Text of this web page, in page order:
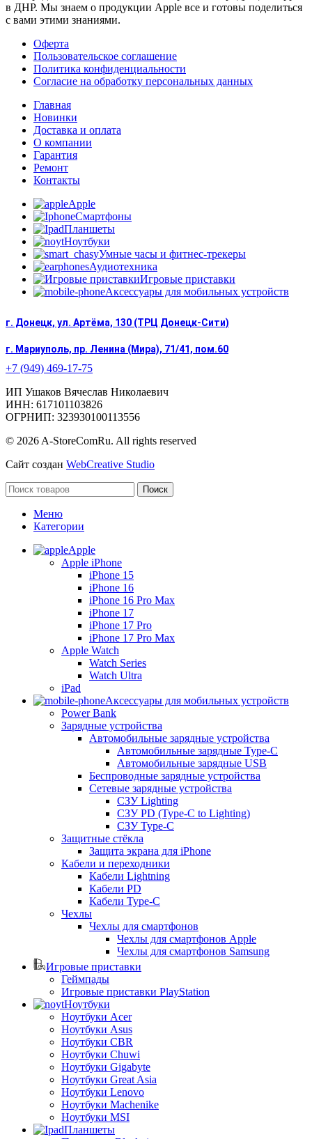
в ДНР. Мы знаем о продукции Apple все и готовы поделиться
с вами этими знаниями.
Оферта
Пользовательское соглашение
Политика конфиденциальности
Согласие на обработку персональных данных
Главная
Новинки
Доставка и оплата
О компании
Гарантия
Ремонт
Контакты
Apple
Смартфоны
Планшеты
Ноутбуки
Умные часы и фитнес-трекеры
Аудиотехника
Игровые приставки
Аксессуары для мобильных устройств
г. Донецк, ул. Артёма, 130 (ТРЦ Донецк-Сити)
г. Мариуполь, пр. Ленина (Мира), 71/41, пом.60
+7 (949) 469-17-75
ИП Ушаков Вячеслав Николаевич
ИНН: 617101103826
ОГРНИП: 323930100113556
© 2026 A-StoreComRu. All rights reserved
Сайт создан WebCreative Studio
Поиск
Меню
Категории
Apple
Apple iPhone
iPhone 15
iPhone 16
iPhone 16 Pro Max
iPhone 17
iPhone 17 Pro
iPhone 17 Pro Max
Apple Watch
Watch Series
Watch Ultra
iPad
Аксессуары для мобильных устройств
Power Bank
Зарядные устройства
Автомобильные зарядные устройства
Автомобильные зарядные Type-C
Автомобильные зарядные USB
Беспроводные зарядные устройства
Сетевые зарядные устройства
СЗУ Lighting
СЗУ PD (Type-C to Lighting)
СЗУ Type-C
Защитные стёкла
Защита экрана для iPhone
Кабели и переходники
Кабели Lightning
Кабели PD
Кабели Type-C
Чехлы
Чехлы для смартфонов
Чехлы для смартфонов Apple
Чехлы для смартфонов Samsung
Игровые приставки
Геймпады
Игровые приставки PlayStation
Ноутбуки
Ноутбуки Acer
Ноутбуки Asus
Ноутбуки CBR
Ноутбуки Chuwi
Ноутбуки Gigabyte
Ноутбуки Great Asia
Ноутбуки Lenovo
Ноутбуки Machenike
Ноутбуки MSI
Планшеты